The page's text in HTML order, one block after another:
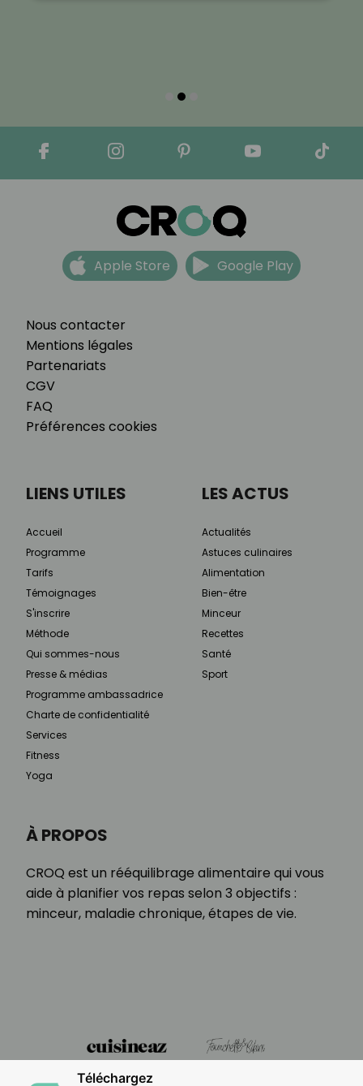
Nous contacter
Mentions légales
Partenariats
CGV
FAQ
Préférences cookies
Apple Store Google Play
À PROPOS
CROQ est un rééquilibrage alimentaire qui vous
aide à planifier vos repas selon 3 objectifs :
minceur, maladie chronique, étapes de vie.
LIENS UTILES
Accueil
Programme
Tarifs
Témoignages
S'inscrire
Méthode
Qui sommes-nous
Presse & médias
Programme ambassadrice
Charte de confidentialité
Services
Fitness
Yoga
LES ACTUS
Actualités
Astuces culinaires
Alimentation
Bien-être
Minceur
Recettes
Santé
Sport
Téléchargez